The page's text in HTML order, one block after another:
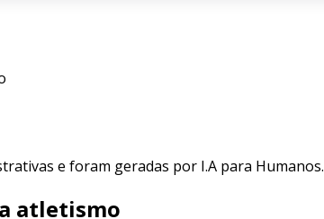
e foram geradas por I.A para Humanos.
atletismo